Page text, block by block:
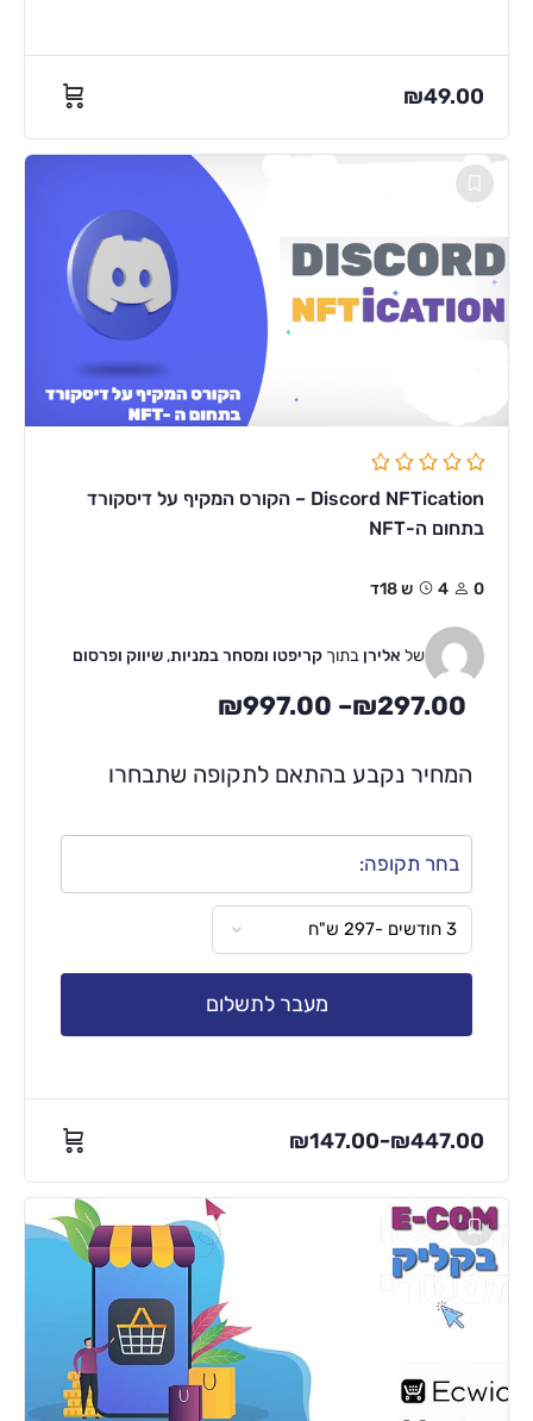
₪49.00
Discord NFTication – הקורס המקיף על דיסקורד
בתחום ה-NFT
0 4ש 18ד
של אלירן בתוך קריפטו ומסחר במניות, שיווק ופרסום
₪297.00
–
₪997.00
המחיר נקבע בהתאם לתקופה שתבחרו
בחר תקופה:
מעבר לתשלום
₪147.00–₪447.00